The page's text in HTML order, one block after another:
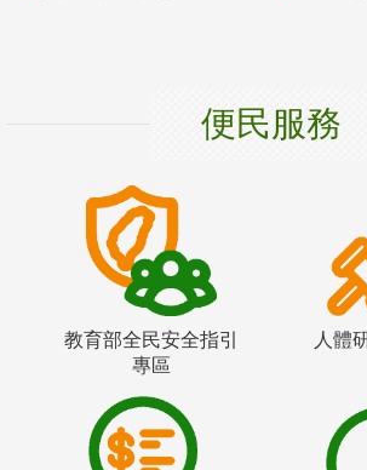
便民服務
教育部全民安全指引
專區
人體